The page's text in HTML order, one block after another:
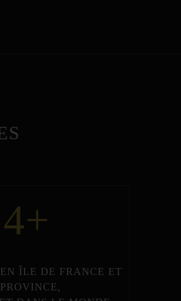
+
EN ÎLE DE FRANCE ET
PROVINCE,